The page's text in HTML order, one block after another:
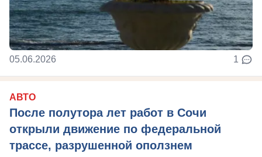
05.06.2026 1
АВТО
После полутора лет работ в Сочи
открыли движение по федеральной
трассе, разрушенной оползнем